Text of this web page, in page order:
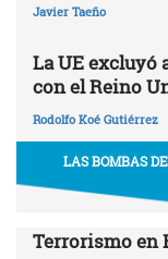
Javier Taeño
La UE excluyó
con el Reino
Rodolfo Koé Gutiérrez
LAS BOMBAS
Terrorismo en